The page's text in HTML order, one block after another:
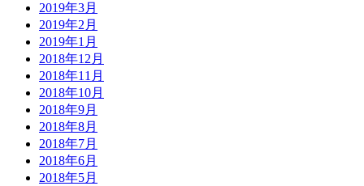
2019年3月
2019年2月
2019年1月
2018年12月
2018年11月
2018年10月
2018年9月
2018年8月
2018年7月
2018年6月
2018年5月